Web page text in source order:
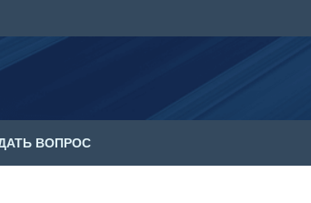
ВОПРОС